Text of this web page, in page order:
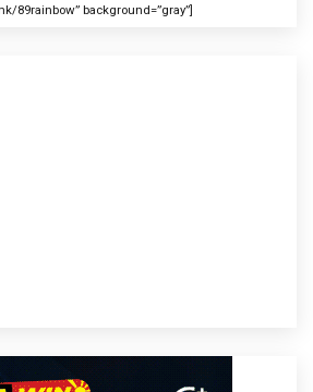
89rainbow” background=”gray”]